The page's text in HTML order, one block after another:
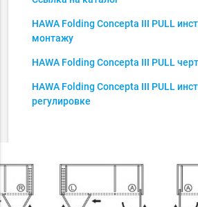
HAWA Folding Concepta III PULL
монтажу
HAWA Folding Concepta III PULL
HAWA FoldingConcepta III PULL
регулировке